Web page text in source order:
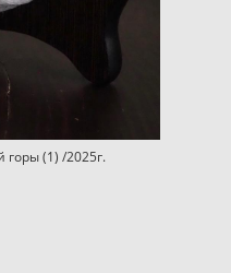
(1) /2025г.